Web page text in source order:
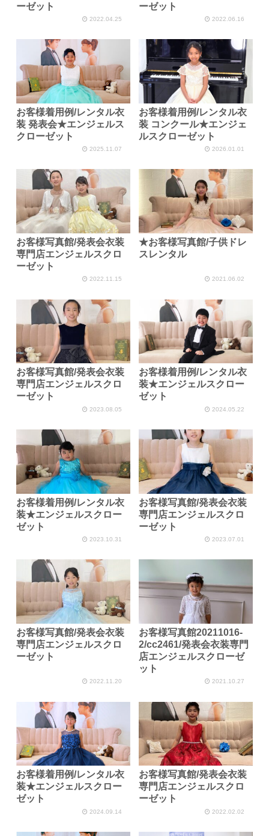
ーゼット
2022.04.25
ーゼット
2022.06.16
お客様着用例/レンタル衣
装 発表会★エンジェルス
クローゼット
2025.11.07
お客様着用例/レンタル衣
装 コンクール★エンジェ
ルスクローゼット
2026.01.01
お客様写真館/発表会衣装
専門店エンジェルスクロ
ーゼット
2022.11.15
★お客様写真館/子供ドレ
スレンタル
2021.06.02
お客様写真館/発表会衣装
専門店エンジェルスクロ
ーゼット
2023.08.05
お客様着用例/レンタル衣
装★エンジェルスクロー
ゼット
2024.05.22
お客様着用例/レンタル衣
装★エンジェルスクロー
ゼット
2023.10.31
お客様写真館/発表会衣装
専門店エンジェルスクロ
ーゼット
2023.07.01
お客様写真館/発表会衣装
専門店エンジェルスクロ
ーゼット
2022.11.20
お客様写真館20211016-
2/cc2461/発表会衣装専門
店エンジェルスクローゼ
ット
2021.10.27
お客様着用例/レンタル衣
装★エンジェルスクロー
ゼット
2024.09.14
お客様写真館/発表会衣装
専門店エンジェルスクロ
ーゼット
2022.02.02